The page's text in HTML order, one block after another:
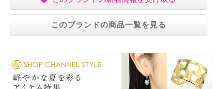
このブランドの商品一覧を見る